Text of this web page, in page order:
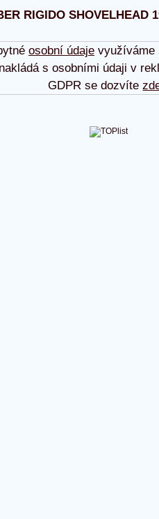
RIGIDO SHOVELHEAD
osobní údajevyužíváme
s osobními údaji v
GDPR se dozvíte